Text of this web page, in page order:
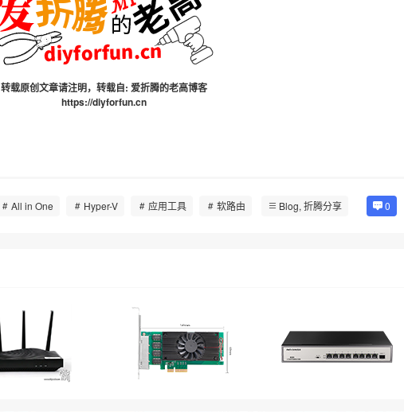
转载原创文章请注明，转载自: 爱折腾的老高博客
https://diyforfun.cn
All in One Hyper-V 应用工具 软路由 Blog, 折腾分享 0